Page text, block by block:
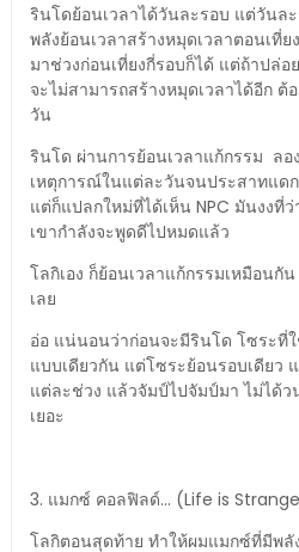
รินโดย้อนเวลาได้วันละรอบ แต่วันล
พลังย้อนเวลาสร้างหมุดเวลาตอนเที่
มาช่วงก่อนเที่ยงกี่รอบก็ได้ แต่ถ้าปล่อ
จะไม่สามารถสร้างหมุดเวลาได้อีก ต้
วัน
รินโด ผ่านการย้อนเวลาแก้กรรม ลอ
เหตุการณ์ในแต่ละวันจนประสาทแดก
แต่ก็แปลกใหม่ที่ได้เห็น NPC มันงงที่
เขากำลังจะพูดดีไปหมดแล้ว
โลกิเอง ก็ย้อนเวลาแก้กรรมเหมือนกั
เลย
อ่อ แน่นอนว่าก่อนจะมีรินโด โซระที่
แบบเดียวกัน แต่โซระย้อนรอบเดียว
แต่ละช่วง แล้วจัมป์ไปจัมป์มา ไม่ได้ว
เยอะ
3. แมกซ์ คอลฟิลด์... (Life is
โลกิตอนสุดท้าย ทำให้ผมแมกซ์ที่มีพลั